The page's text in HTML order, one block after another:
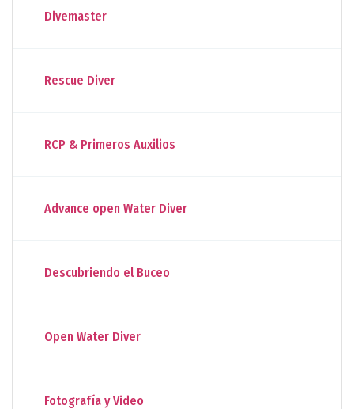
Divemaster
Rescue Diver
RCP & Primeros Auxilios
Advance open Water Diver
Descubriendo el Buceo
Open Water Diver
Fotografía y Video